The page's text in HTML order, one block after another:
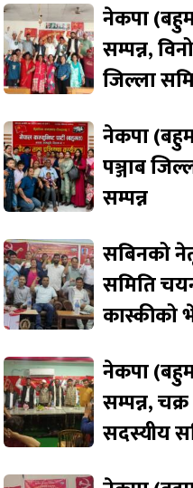
नेकपा
सम्पन्न,
जिल्ला
नेकपा
पञ्जाब
सम्पन्न
सबिनको
समिति
कास्कीको
नेकपा
सम्पन्न,
सदस्यीय